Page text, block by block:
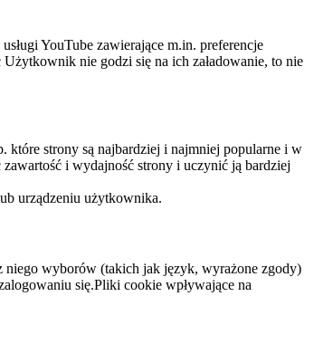
YouTube zawierające m.in. preferencje
nie godzi się na ich załadowanie, to nie
które strony są najbardziej i najmniej popularne i w
i wydajność strony i uczynić ją bardziej
urządzeniu użytkownika.
wyborów (takich jak język, wyrażone zgody)
się.Pliki cookie wpływające na